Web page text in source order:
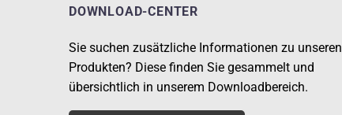
DOWNLOAD-CENTER
Sie suchen zusätzliche Informationen zu unseren
Produkten? Diese finden Sie gesammelt und
übersichtlich in unserem Downloadbereich.